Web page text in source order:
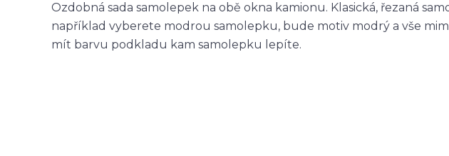
Ozdobná sada samolepek na obě okna kamionu. Klasická, řezaná
například vyberete modrou samolepku, bude motiv modrý a vše
mít barvu podkladu kam samolepku lepíte.